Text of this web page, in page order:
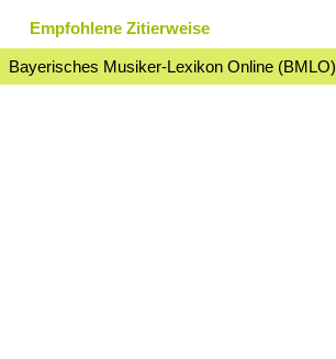
Empfohlene Zitierweise
Bayerisches Musiker-Lexikon Online (BMLO)